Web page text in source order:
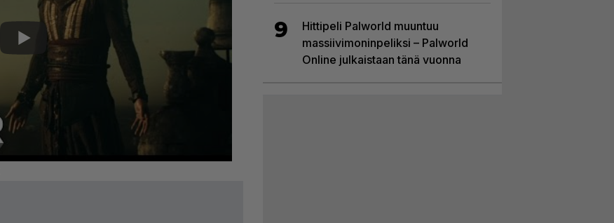
9
Hittipeli Palworld muuntuu
massiivimoninpeliksi – Palworld
Online julkaistaan tänä vuonna